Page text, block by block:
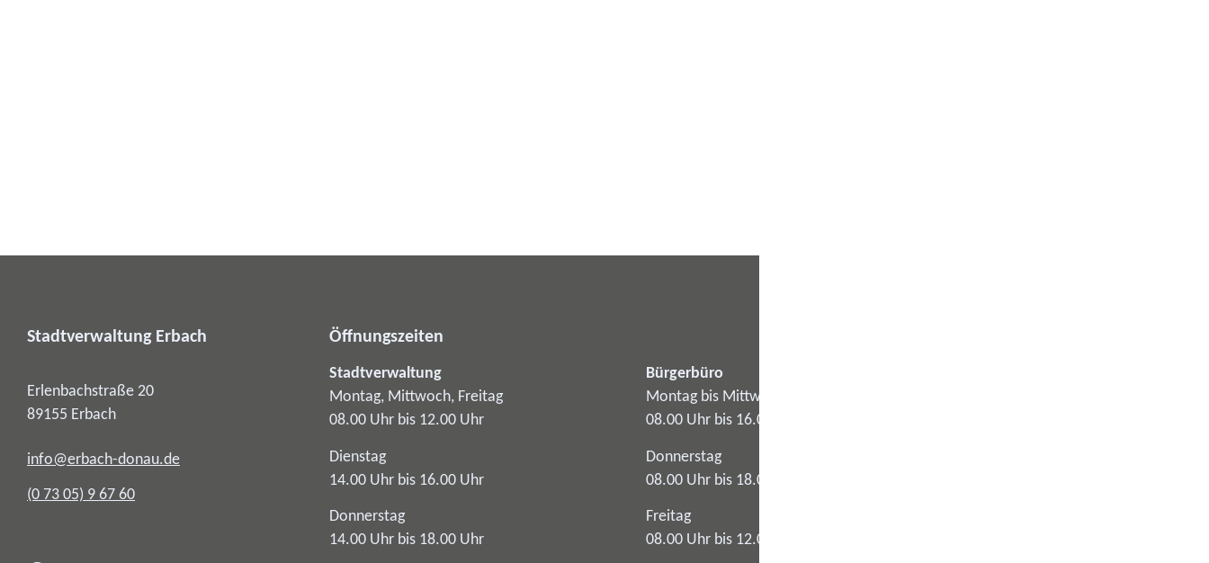
Stadtverwaltung Erbach
Erlenbachstraße 20
89155 Erbach
info@erbach-donau.de
(0 73 05) 9 67 60
Öffnungszeiten
Stadtverwaltung
Montag, Mittwoch, Freitag
08.00 Uhr bis 12.00 Uhr
Dienstag
14.00 Uhr bis 16.00 Uhr
Donnerstag
14.00 Uhr bis 18.00 Uhr
Bürgerbüro
Montag bis Mittwoch
08.00 Uhr bis 16.00 Uhr
Donnerstag
08.00 Uhr bis 18.00 Uhr
Freitag
08.00 Uhr bis 12.00 Uhr